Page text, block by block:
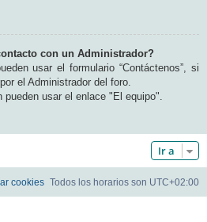
con un Administrador?
usar el formulario “Contáctenos”, si
el Administrador del foro.
usar el enlace "El equipo".
Ir a
Todos los horarios son UTC+02:00
cookies